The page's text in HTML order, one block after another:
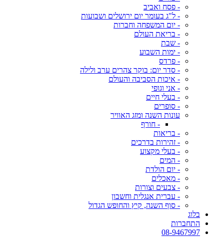
- פסח ואביב
- ל"ג בעומר יום ירושלים ושבועות
- יום המשפחה וחברות
- בריאת העולם
- שבת
- ימות השבוע
- פרדס
- סדר יום: בוקר צהרים ערב ולילה
- איכות הסביבה והעולם
- אני וגופי
- בעלי חיים
- סופרים
עונות השנה ומזג האוויר
- חורף
- בריאות
- זהירות בדרכים
- בעלי מקצוע
- המים
- יום הולדת
- מאכלים
- צבעים וצורות
- עברית אנגלית וחשבון
- סוף השנה, קיץ והחופש הגדול
בלוג
התחברות
08-9467997